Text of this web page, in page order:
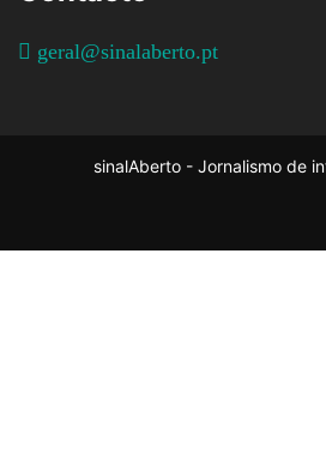
geral@sinalaberto.pt
sinalAberto - Jornalismo de